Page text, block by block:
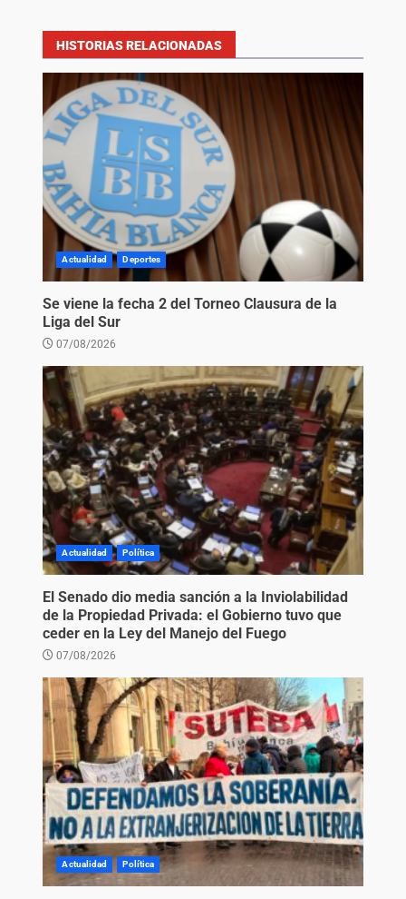
HISTORIAS RELACIONADAS
Actualidad Deportes
Se viene la fecha 2 del Torneo Clausura de la
Liga del Sur
07/08/2026
Actualidad Política
El Senado dio media sanción a la Inviolabilidad
de la Propiedad Privada: el Gobierno tuvo que
ceder en la Ley del Manejo del Fuego
07/08/2026
Actualidad Política